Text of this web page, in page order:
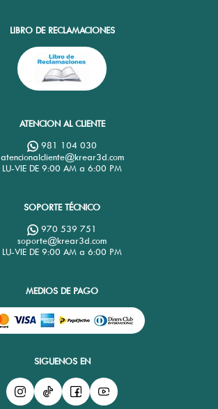
LIBRO DE RECLAMACIONES
ATENCION AL CLIENTE
981 104 030
atencionalcliente@krear3d.com
LU-VIE DE 9:00 AM a 6:00 PM
SOPORTE TÉCNICO
970 539 751
soporte@krear3d.com
LU-VIE DE 9:00 AM a 6:00 PM
MEDIOS DE PAGO
SIGUENOS EN